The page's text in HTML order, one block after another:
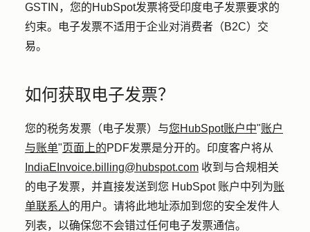
GSTIN，您的HubSpot发票将受印度电子发票要求的
约束。电子发票不适用于企业对消费者（B2C）交
易。
如何获取电子发票？
您的税务发票（电子发票）与您HubSpot账户中"账户
与账单"页面上的PDF发票是分开的。印度客户将从
IndiaEInvoice.billing@hubspot.com 收到与合规相关
的电子发票，并直接发送到您 HubSpot 账户中列为账
单联系人的用户。请将此地址添加到您的安全发件人
列表，以确保您不会错过任何电子发票通信。